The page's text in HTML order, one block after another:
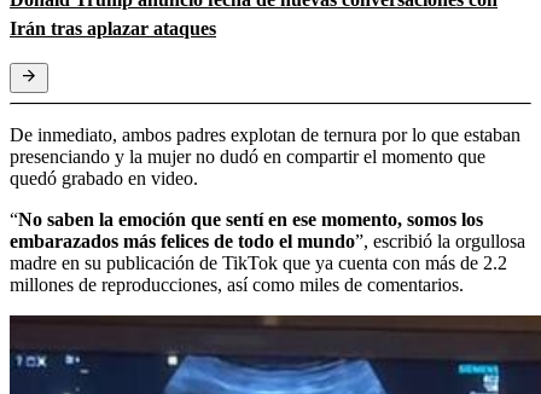
Irán tras aplazar ataques
De inmediato, ambos padres explotan de ternura por lo que estaban
presenciando y la mujer no dudó en compartir el momento que
quedó grabado en video.
“No saben la emoción que sentí en ese momento, somos los
embarazados más felices de todo el mundo”, escribió la orgullosa
madre en su publicación de TikTok que ya cuenta con más de 2.2
millones de reproducciones, así como miles de comentarios.